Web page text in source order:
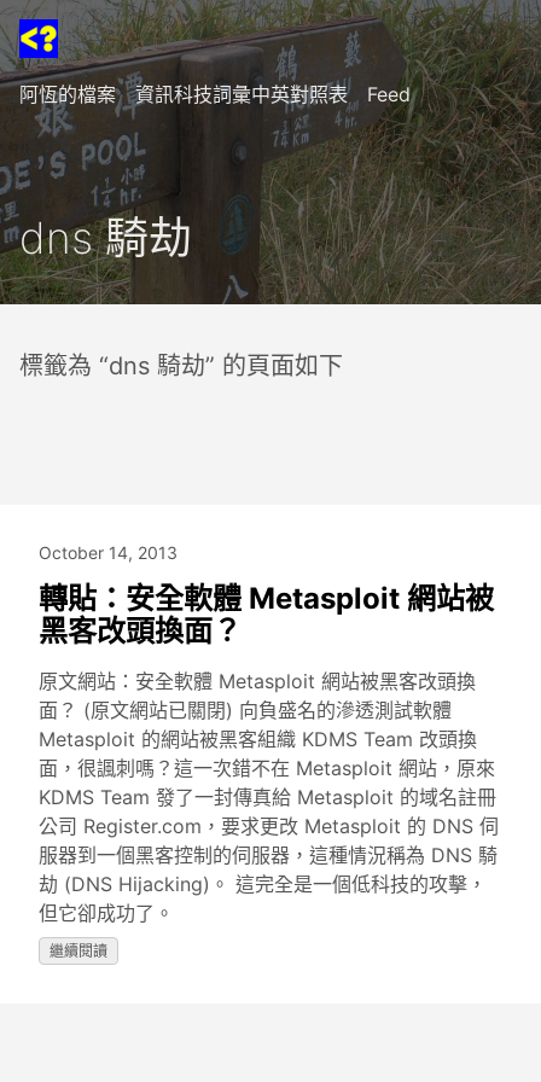
阿恆的檔案 資訊科技詞彙中英對照表 Feed
dns 騎劫
標籤為 “dns 騎劫” 的頁面如下
October 14, 2013
轉貼：安全軟體 Metasploit 網站被
黑客改頭換面？
原文網站：安全軟體 Metasploit 網站被黑客改頭換
面？ (原文網站已關閉) 向負盛名的滲透測試軟體
Metasploit 的網站被黑客組織 KDMS Team 改頭換
面，很諷刺嗎？這一次錯不在 Metasploit 網站，原來
KDMS Team 發了一封傳真給 Metasploit 的域名註冊
公司 Register.com，要求更改 Metasploit 的 DNS 伺
服器到一個黑客控制的伺服器，這種情況稱為 DNS 騎
劫 (DNS Hijacking)。 這完全是一個低科技的攻擊，
但它卻成功了。
繼續閱讀